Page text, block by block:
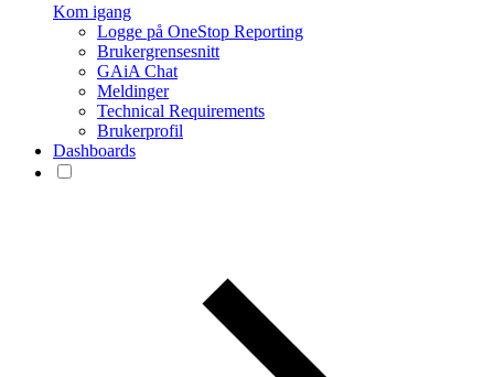
Kom igang
Logge på OneStop Reporting
Brukergrensesnitt
GAiA Chat
Meldinger
Technical Requirements
Brukerprofil
Dashboards